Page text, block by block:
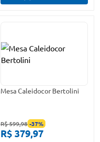
Mesa Caleidocor Bertolini
R$ 599,98 -37%
R$ 379,97